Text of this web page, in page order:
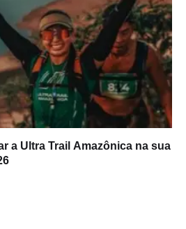
a Ultra Trail Amazônica na sua